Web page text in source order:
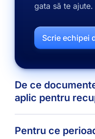
gata să te ajute.
Scrie echipei
De ce
aplic pentru
Pentru ce